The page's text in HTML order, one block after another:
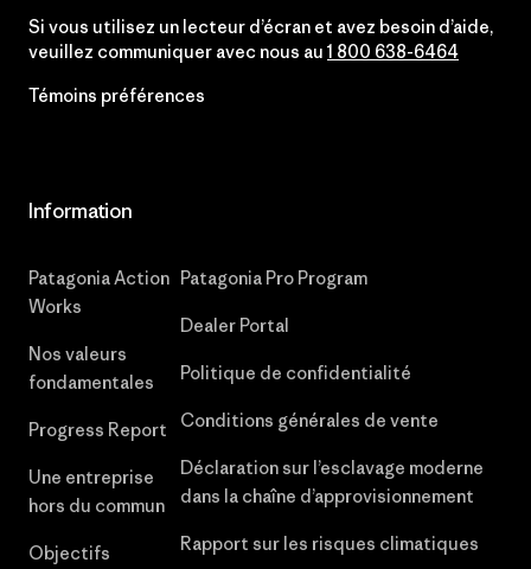
Si vous utilisez un lecteur d’écran et avez besoin d’aide,
veuillez communiquer avec nous au 1 800 638-6464
Témoins préférences
Information
Patagonia Action
Works
Nos valeurs
fondamentales
Progress Report
Une entreprise
hors du commun
Objectifs
Patagonia Pro Program
Dealer Portal
Politique de confidentialité
Conditions générales de vente
Déclaration sur l’esclavage moderne
dans la chaîne d’approvisionnement
Rapport sur les risques climatiques